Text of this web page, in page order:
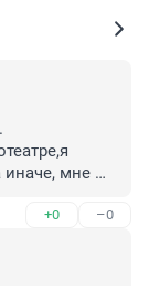
иначе, мне
+0 –0